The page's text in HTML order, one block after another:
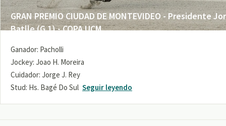
GRAN PREMIO CIUDAD DE MONTEVIDEO - Presidente
Batlle (G 1) - COPA UCM
Ganador: Pacholli
Jockey: Joao H. Moreira
Cuidador: Jorge J. Rey
Stud: Hs. Bagé Do Sul Seguir leyendo